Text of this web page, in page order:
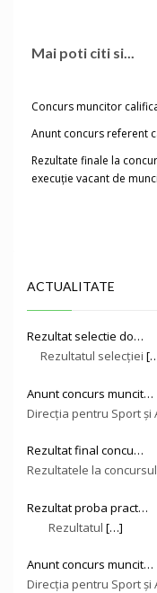
Mai poti citi si...
Concurs muncitor
Anunt concurs referent
Rezultate finale la
execuție vacant de
ACTUALITATE
Rezultat selectie do…
Rezultatul selecției
Anunt concurs muncit…
Direcţia pentru Sport și
Rezultat final concu…
Rezultatele la
Rezultat proba pract…
Rezultatul […]
Anunt concurs muncit…
Direcţia pentru Sport și